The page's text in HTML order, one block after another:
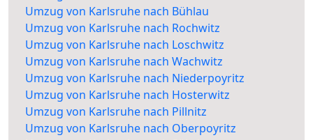
Umzug von Karlsruhe nach Bühlau
Umzug von Karlsruhe nach Rochwitz
Umzug von Karlsruhe nach Loschwitz
Umzug von Karlsruhe nach Wachwitz
Umzug von Karlsruhe nach Niederpoyritz
Umzug von Karlsruhe nach Hosterwitz
Umzug von Karlsruhe nach Pillnitz
Umzug von Karlsruhe nach Oberpoyritz